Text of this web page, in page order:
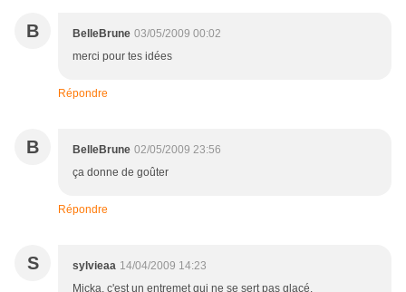
B BelleBrune 03/05/2009 00:02
merci pour tes idées
Répondre
B BelleBrune 02/05/2009 23:56
ça donne de goûter
Répondre
S sylvieaa 14/04/2009 14:23
Micka, c'est un entremet qui ne se sert pas glacé.